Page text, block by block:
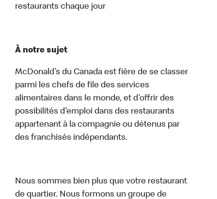
restaurants chaque jour
À notre sujet
McDonald’s du Canada est fière de se classer
parmi les chefs de file des services
alimentaires dans le monde, et d’offrir des
possibilités d’emploi dans des restaurants
appartenant à la compagnie ou détenus par
des franchisés indépendants.
Nous sommes bien plus que votre restaurant
de quartier. Nous formons un groupe de